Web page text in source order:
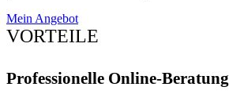
Mein Angebot
VORTEILE
Professionelle Online-Beratung